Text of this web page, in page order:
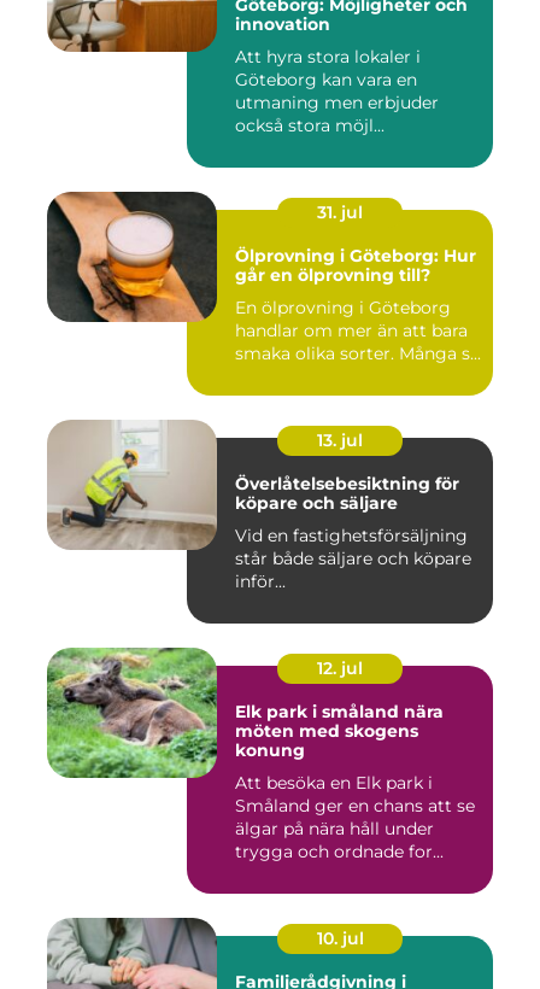
Göteborg: Möjligheter och
innovation
Att hyra stora lokaler i
Göteborg kan vara en
utmaning men erbjuder
också stora möjl...
31. jul
Ölprovning i Göteborg: Hur
går en ölprovning till?
En ölprovning i Göteborg
handlar om mer än att bara
smaka olika sorter. Många s...
13. jul
Överlåtelsebesiktning för
köpare och säljare
Vid en fastighetsförsäljning
står både säljare och köpare
inför...
12. jul
Elk park i småland nära
möten med skogens
konung
Att besöka en Elk park i
Småland ger en chans att se
älgar på nära håll under
trygga och ordnade for...
10. jul
Familjerådgivning i